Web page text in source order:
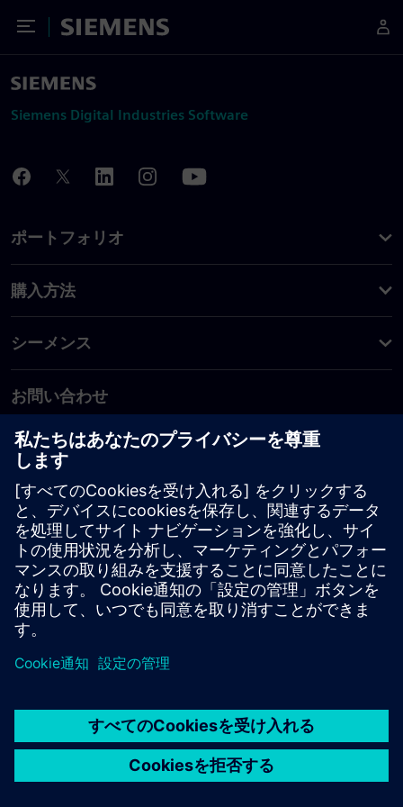
Toggle Menu
Siemens
Siemens Digital Industries Software
ポートフォリオ
購入方法
シーメンス
お問い合わせ
PLM製品のお問い合わせ
EDA製品のお問い合わせ
世界各地の事業拠点
サポート・センター
ご意見・ご要望
違法コピーの連絡先
© Siemens2026
タル・ミレニアム著作権法 (DMCA)
内部通報